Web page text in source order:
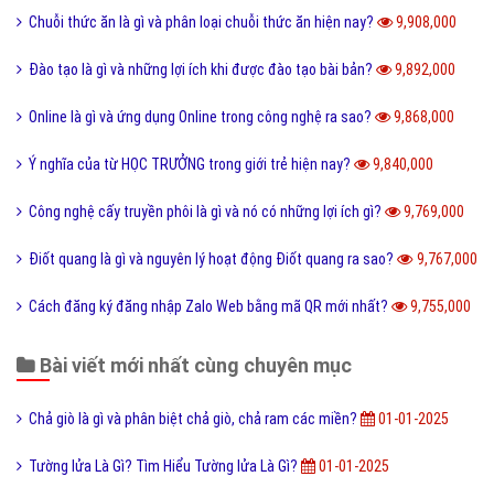
Chuỗi thức ăn là gì và phân loại chuỗi thức ăn hiện nay? 9,908,000
Đào tạo là gì và những lợi ích khi được đào tạo bài bản? 9,892,000
Online là gì và ứng dụng Online trong công nghệ ra sao? 9,868,000
Ý nghĩa của từ HỌC TRƯỞNG trong giới trẻ hiện nay? 9,840,000
Công nghệ cấy truyền phôi là gì và nó có những lợi ích gì? 9,769,000
Điốt quang là gì và nguyên lý hoạt động Điốt quang ra sao? 9,767,000
Cách đăng ký đăng nhập Zalo Web bằng mã QR mới nhất? 9,755,000
Bài viết mới nhất cùng chuyên mục
Chả giò là gì và phân biệt chả giò, chả ram các miền? 01-01-2025
Tường lửa Là Gì? Tìm Hiểu Tường lửa Là Gì? 01-01-2025